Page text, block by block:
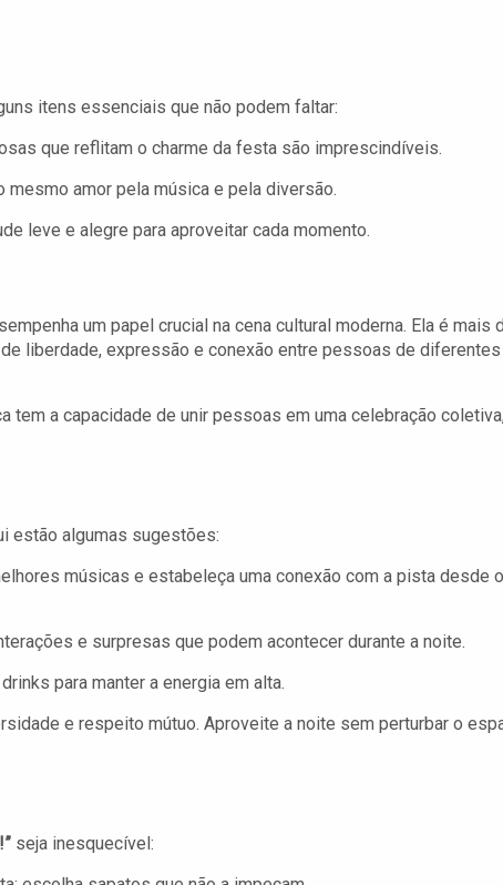
itens essenciais que não podem faltar:
que reflitam o charme da festa são imprescindíveis.
amor pela música e pela diversão.
leve e alegre para aproveitar cada momento.
um papel crucial na cena cultural moderna. Ela é mais
liberdade, expressão e conexão entre pessoas de diferentes
a capacidade de unir pessoas em uma celebração
estão algumas sugestões:
músicas e estabeleça uma conexão com a pista desde o
e surpresas que podem acontecer durante a noite.
para manter a energia em alta.
e respeito mútuo. Aproveite a noite sem perturbar o
seja inesquecível: